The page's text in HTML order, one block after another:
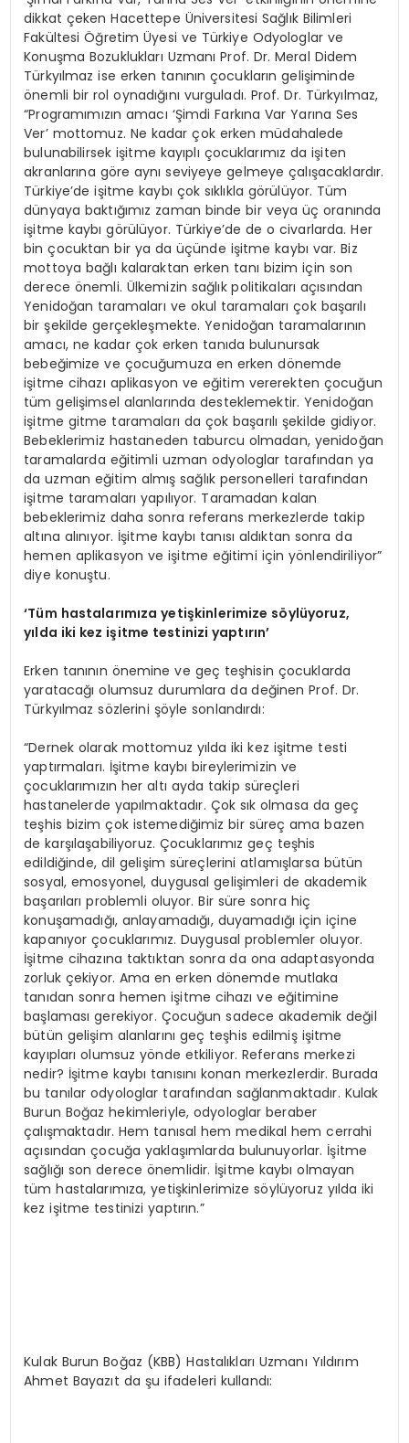
dikkat çeken Hacettepe Üniversitesi Sağlık Bilimleri
Fakültesi Öğretim Üyesi ve Türkiye Odyologlar ve
Konuşma Bozuklukları Uzmanı Prof. Dr. Meral Didem
Türkyılmaz ise erken tanının çocukların gelişiminde
önemli bir rol oynadığını vurguladı. Prof. Dr. Türkyılmaz,
“Programımızın amacı ‘Şimdi Farkına Var Yarına Ses
Ver’ mottomuz. Ne kadar çok erken müdahalede
bulunabilirsek işitme kayıplı çocuklarımız da işiten
akranlarına göre aynı seviyeye gelmeye çalışacaklardır.
Türkiye’de işitme kaybı çok sıklıkla görülüyor. Tüm
dünyaya baktığımız zaman binde bir veya üç oranında
işitme kaybı görülüyor. Türkiye’de de o civarlarda. Her
bin çocuktan bir ya da üçünde işitme kaybı var. Biz
mottoya bağlı kalaraktan erken tanı bizim için son
derece önemli. Ülkemizin sağlık politikaları açısından
Yenidoğan taramaları ve okul taramaları çok başarılı
bir şekilde gerçekleşmekte. Yenidoğan taramalarının
amacı, ne kadar çok erken tanıda bulunursak
bebeğimize ve çocuğumuza en erken dönemde
işitme cihazı aplikasyon ve eğitim vererekten çocuğun
tüm gelişimsel alanlarında desteklemektir. Yenidoğan
işitme gitme taramaları da çok başarılı şekilde gidiyor.
Bebeklerimiz hastaneden taburcu olmadan, yenidoğan
taramalarda eğitimli uzman odyologlar tarafından ya
da uzman eğitim almış sağlık personelleri tarafından
işitme taramaları yapılıyor. Taramadan kalan
bebeklerimiz daha sonra referans merkezlerde takip
altına alınıyor. İşitme kaybı tanısı aldıktan sonra da
hemen aplikasyon ve işitme eğitimi için yönlendiriliyor”
diye konuştu.
‘Tüm hastalarımıza yetişkinlerimize söylüyoruz,
yılda iki kez işitme testinizi yaptırın’
Erken tanının önemine ve geç teşhisin çocuklarda
yaratacağı olumsuz durumlara da değinen Prof. Dr.
Türkyılmaz sözlerini şöyle sonlandırdı:
“Dernek olarak mottomuz yılda iki kez işitme testi
yaptırmaları. İşitme kaybı bireylerimizin ve
çocuklarımızın her altı ayda takip süreçleri
hastanelerde yapılmaktadır. Çok sık olmasa da geç
teşhis bizim çok istemediğimiz bir süreç ama bazen
de karşılaşabiliyoruz. Çocuklarımız geç teşhis
edildiğinde, dil gelişim süreçlerini atlamışlarsa bütün
sosyal, emosyonel, duygusal gelişimleri de akademik
başarıları problemli oluyor. Bir süre sonra hiç
konuşamadığı, anlayamadığı, duyamadığı için içine
kapanıyor çocuklarımız. Duygusal problemler oluyor.
İşitme cihazına taktıktan sonra da ona adaptasyonda
zorluk çekiyor. Ama en erken dönemde mutlaka
tanıdan sonra hemen işitme cihazı ve eğitimine
başlaması gerekiyor. Çocuğun sadece akademik değil
bütün gelişim alanlarını geç teşhis edilmiş işitme
kayıpları olumsuz yönde etkiliyor. Referans merkezi
nedir? İşitme kaybı tanısını konan merkezlerdir. Burada
bu tanılar odyologlar tarafından sağlanmaktadır. Kulak
Burun Boğaz hekimleriyle, odyologlar beraber
çalışmaktadır. Hem tanısal hem medikal hem cerrahi
açısından çocuğa yaklaşımlarda bulunuyorlar. İşitme
sağlığı son derece önemlidir. İşitme kaybı olmayan
tüm hastalarımıza, yetişkinlerimize söylüyoruz yılda iki
kez işitme testinizi yaptırın.”
Kulak Burun Boğaz (KBB) Hastalıkları Uzmanı Yıldırım
Ahmet Bayazıt da şu ifadeleri kullandı: